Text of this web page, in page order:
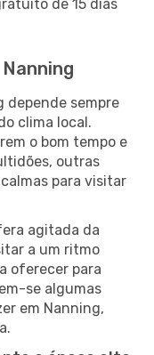
de 15 dias
depende sempre
clima local.
o bom tempo e
outras
para visitar
agitada da
a um ritmo
oferecer para
se algumas
em Nanning,